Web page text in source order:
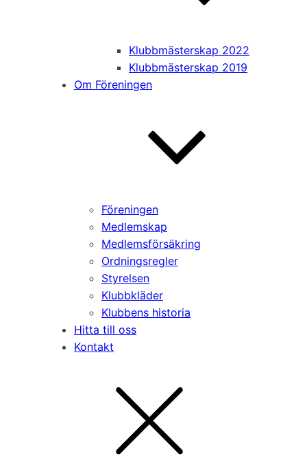
Klubbmästerskap 2022
Klubbmästerskap 2019
Om Föreningen
Föreningen
Medlemskap
Medlemsförsäkring
Ordningsregler
Styrelsen
Klubbkläder
Klubbens historia
Hitta till oss
Kontakt